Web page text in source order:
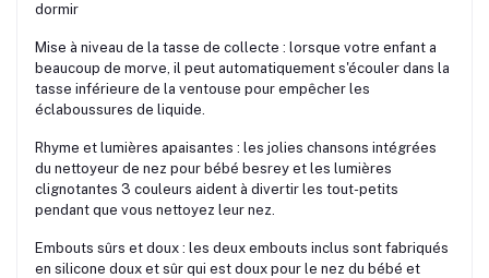
dormir
Mise à niveau de la tasse de collecte : lorsque votre enfant a
beaucoup de morve, il peut automatiquement s'écouler dans la
tasse inférieure de la ventouse pour empêcher les
éclaboussures de liquide.
Rhyme et lumières apaisantes : les jolies chansons intégrées
du nettoyeur de nez pour bébé besrey et les lumières
clignotantes 3 couleurs aident à divertir les tout-petits
pendant que vous nettoyez leur nez.
Embouts sûrs et doux : les deux embouts inclus sont fabriqués
en silicone doux et sûr qui est doux pour le nez du bébé et